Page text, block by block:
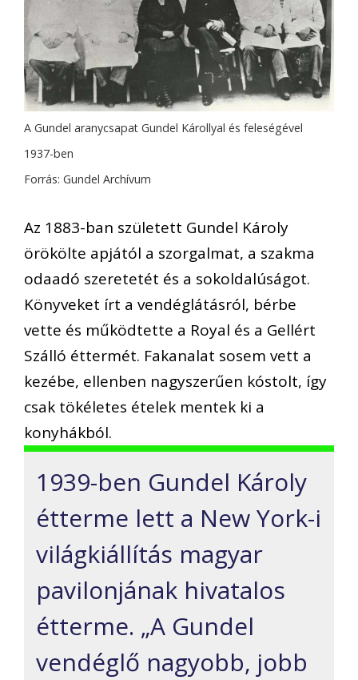
A Gundel aranycsapat Gundel Károllyal és feleségével
1937-ben
Forrás: Gundel Archívum
Az 1883-ban született Gundel Károly
örökölte apjától a szorgalmat, a szakma
odaadó szeretetét és a sokoldalúságot.
Könyveket írt a vendéglátásról, bérbe
vette és működtette a Royal és a Gellért
Szálló éttermét. Fakanalat sosem vett a
kezébe, ellenben nagyszerűen kóstolt, így
csak tökéletes ételek mentek ki a
konyhákból.
1939-ben Gundel Károly
étterme lett a New York-i
világkiállítás magyar
pavilonjának hivatalos
étterme. „A Gundel
vendéglő nagyobb, jobb